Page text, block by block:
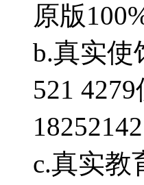
原版
b.真实使
521
c.真实教